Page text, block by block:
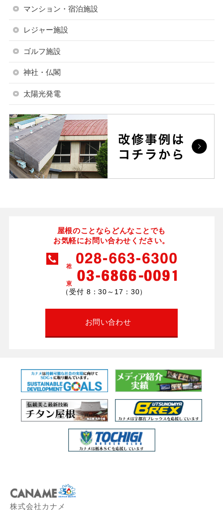
マンション・宿泊施設
レジャー施設
ゴルフ施設
神社・仏閣
太陽光発電
屋根のことならどんなことでも
お気軽にお問い合わせください。
（受付 8：30～17：30）
お問い合わせ
株式会社カナメ